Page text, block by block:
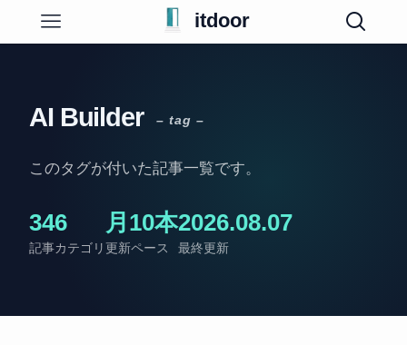
itdoor
AI Builder – tag –
このタグが付いた記事一覧です。
34
記事
6
カテゴリ
月10本
更新ペース
2026.08.07
最終更新